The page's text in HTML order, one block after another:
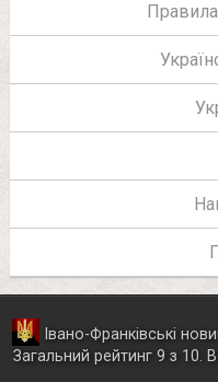
Правила
Івано-Франківські
Загальний рейтинг 9 з 10.